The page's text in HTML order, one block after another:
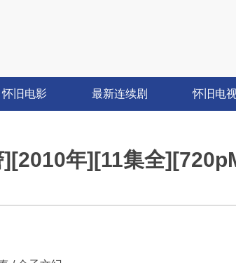
怀旧电影 最新连续剧 怀旧电
年][11集全